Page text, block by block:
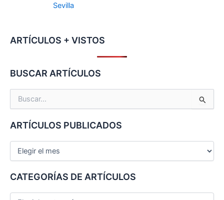
Sevilla
ARTÍCULOS + VISTOS
BUSCAR ARTÍCULOS
u
c
a
p
r
ARTÍCULOS PUBLICADOS
CATEGORÍAS DE ARTÍCULOS